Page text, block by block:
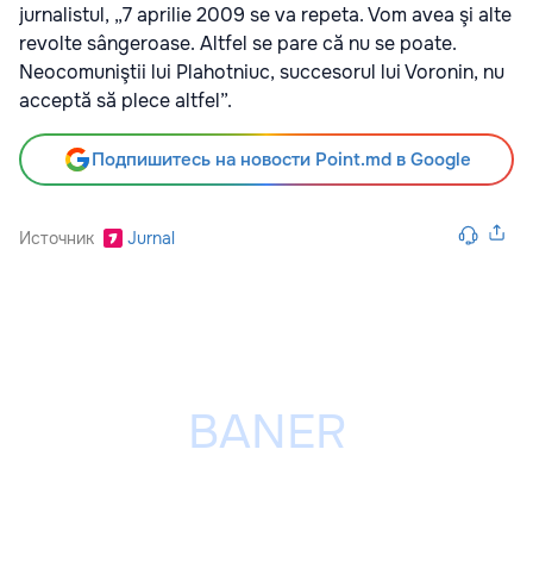
jurnalistul, „7 aprilie 2009 se va repeta. Vom avea şi alte
revolte sângeroase. Altfel se pare că nu se poate.
Neocomuniştii lui Plahotniuc, succesorul lui Voronin, nu
acceptă să plece altfel”.
Подпишитесь на новости Point.md в Google
Источник Jurnal